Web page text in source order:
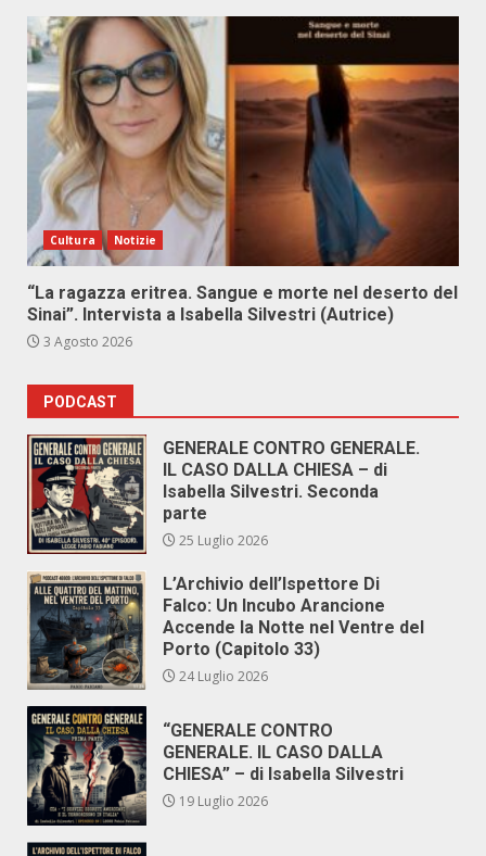
Cultura Notizie
“La ragazza eritrea. Sangue e morte nel deserto del
Sinai”. Intervista a Isabella Silvestri (Autrice)
3 Agosto 2026
PODCAST
GENERALE CONTRO GENERALE.
IL CASO DALLA CHIESA – di
Isabella Silvestri. Seconda
parte
25 Luglio 2026
L’Archivio dell’Ispettore Di
Falco: Un Incubo Arancione
Accende la Notte nel Ventre del
Porto (Capitolo 33)
24 Luglio 2026
“GENERALE CONTRO
GENERALE. IL CASO DALLA
CHIESA” – di Isabella Silvestri
19 Luglio 2026